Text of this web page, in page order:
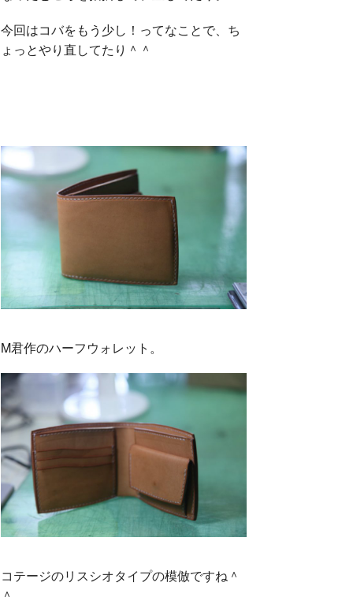
今回はコバをもう少し！ってなことで、ち
ょっとやり直してたり＾＾
M君作のハーフウォレット。
コテージのリスシオタイプの模倣ですね＾
＾